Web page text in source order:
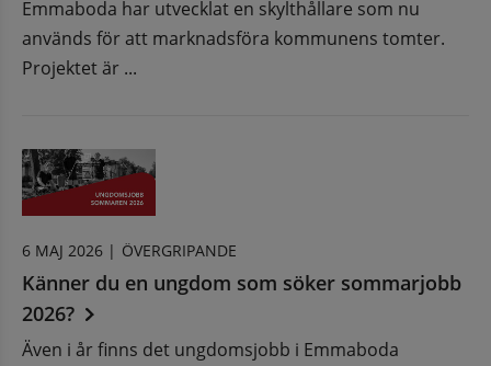
Emmaboda har utvecklat en skylthållare som nu
används för att marknadsföra kommunens tomter.
Projektet är ...
6 MAJ 2026 | ÖVERGRIPANDE
Känner du en ungdom som söker sommarjobb
2026?
Även i år finns det ungdomsjobb i Emmaboda